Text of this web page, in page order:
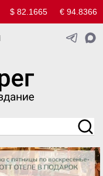
$ 82.1665 € 94.8366